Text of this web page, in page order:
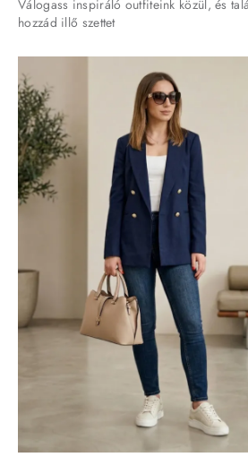
Válogass inspiráló outfiteink közül, és
hozzád illő szettet